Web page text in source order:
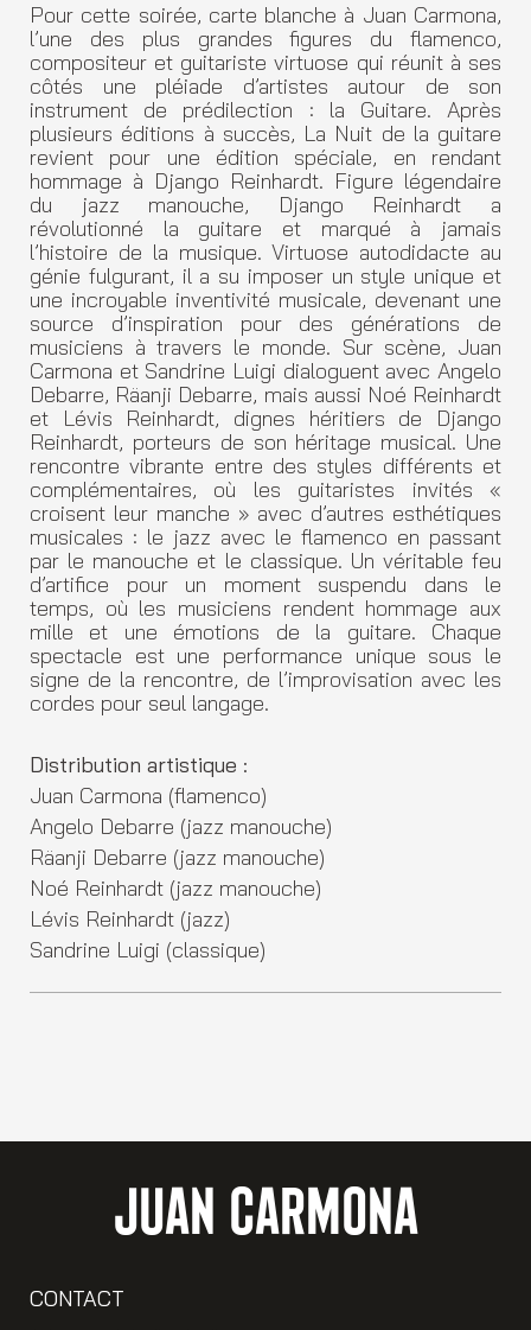
Pour cette soirée, carte blanche à Juan Carmona,
l’une des plus grandes figures du flamenco,
compositeur et guitariste virtuose qui réunit à ses
côtés une pléiade d’artistes autour de son
instrument de prédilection : la Guitare. Après
plusieurs éditions à succès, La Nuit de la guitare
revient pour une édition spéciale, en rendant
hommage à Django Reinhardt. Figure légendaire
du jazz manouche, Django Reinhardt a
révolutionné la guitare et marqué à jamais
l’histoire de la musique. Virtuose autodidacte au
génie fulgurant, il a su imposer un style unique et
une incroyable inventivité musicale, devenant une
source d’inspiration pour des générations de
musiciens à travers le monde. Sur scène, Juan
Carmona et Sandrine Luigi dialoguent avec Angelo
Debarre, Räanji Debarre, mais aussi Noé Reinhardt
et Lévis Reinhardt, dignes héritiers de Django
Reinhardt, porteurs de son héritage musical. Une
rencontre vibrante entre des styles différents et
complémentaires, où les guitaristes invités «
croisent leur manche » avec d’autres esthétiques
musicales : le jazz avec le flamenco en passant
par le manouche et le classique. Un véritable feu
d’artifice pour un moment suspendu dans le
temps, où les musiciens rendent hommage aux
mille et une émotions de la guitare. Chaque
spectacle est une performance unique sous le
signe de la rencontre, de l’improvisation avec les
cordes pour seul langage.
Distribution artistique :
Juan Carmona (flamenco)
Angelo Debarre (jazz manouche)
Räanji Debarre (jazz manouche)
Noé Reinhardt (jazz manouche)
Lévis Reinhardt (jazz)
Sandrine Luigi (classique)
JUAN CARMONA
CONTACT